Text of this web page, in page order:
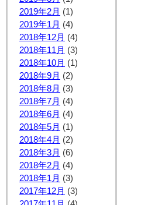
2019年2月 (1)
2019年1月 (4)
2018年12月 (4)
2018年11月 (3)
2018年10月 (1)
2018年9月 (2)
2018年8月 (3)
2018年7月 (4)
2018年6月 (4)
2018年5月 (1)
2018年4月 (2)
2018年3月 (6)
2018年2月 (4)
2018年1月 (3)
2017年12月 (3)